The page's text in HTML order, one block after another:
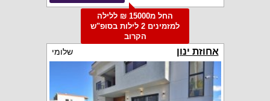
החל מ15000 ₪ ללילה
למזמינים 2 לילות בסופ"ש
הקרוב
אחוזת ינון שלומי